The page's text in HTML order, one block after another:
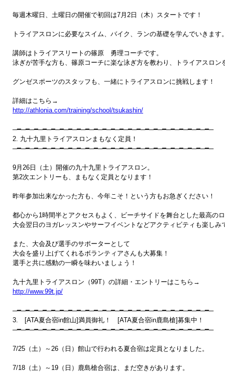
毎週木曜日、土曜日の開催で初回は7月2日（木）スタートです！
トライアスロンに必要なスイム、バイク、ランの基礎を学んでいきます
講師はトライアスリートの篠原　勇理コーチです。
泳ぎが苦手な方も、篠原コーチに楽な泳ぎ方を教わり、トライアスロン
グンゼスポーツのスタッフも、一緒にトライアスロンに挑戦します！
http://athlonia.com/training/school/tsukashin/
─━─━─━─━─━─━─━─━─━─━─━─━─━─━─━─━─━─━─━─━─━─━─━─
2. 九十九里トライアスロンまもなく定員！
─━─━─━─━─━─━─━─━─━─━─━─━─━─━─━─━─━─━─━─━─━─━─━─
9月26日（土）開催の九十九里トライアスロン。
第2次エントリーも、まもなく定員となります！
昨年参加出来なかった方も、今年こそ！という方もお急ぎください！
都心から1時間半とアクセスもよく、ビーチサイドを舞台とした最高の
大会翌日のヨガレッスンやサーフイベントなどアクティビティも楽しみ
また、大会及び選手のサポーターとして
大会を盛り上げてくれるボランティアさんも大募集！
選手と共に感動の一瞬を味わいましょう！
http://www.99t.jp/
─━─━─━─━─━─━─━─━─━─━─━─━─━─━─━─━─━─━─━─━─━─━─━─
3.　[ATA夏合宿in館山]満員御礼！　[ATA夏合宿in鹿島槍]募集中！
─━─━─━─━─━─━─━─━─━─━─━─━─━─━─━─━─━─━─━─━─━─━─━─
7/25（土）～26（日）館山で行われる夏合宿は定員となりました。
7/18（土）～19（日）鹿島槍合宿は、まだ空きがあります。